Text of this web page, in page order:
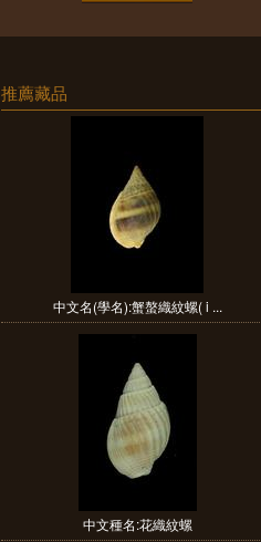
推薦藏品
中文名(學名):蟹螯織紋螺( i ...
中文種名:花織紋螺